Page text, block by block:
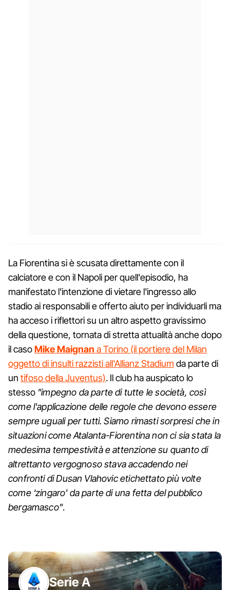
La Fiorentina si è scusata direttamente con il
calciatore e con il Napoli per quell'episodio, ha
manifestato l'intenzione di vietare l'ingresso allo
stadio ai responsabili e offerto aiuto per individuarli ma
ha acceso i riflettori su un altro aspetto gravissimo
della questione, tornata di stretta attualità anche dopo
il casoMike Maignan a Torino (il portiere del Milan
oggetto di insulti razzisti all'Allianz Stadium da parte di
un tifoso della Juventus). Il club ha auspicato lo
stesso "impegno da parte di tutte le società, così
come l'applicazione delle regole che devono essere
sempre uguali per tutti. Siamo rimasti sorpresi che in
situazioni come Atalanta-Fiorentina non ci sia stata la
medesima tempestività e attenzione su quanto di
altrettanto vergognoso stava accadendo nei
confronti di Dusan Vlahovic etichettato più volte
come ‘zingaro' da parte di una fetta del pubblico
bergamasco".
Serie A